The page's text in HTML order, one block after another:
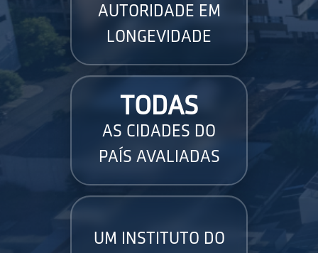
AUTORIDADE EM
LONGEVIDADE
TODAS
AS CIDADES DO
PAÍS AVALIADAS
UM INSTITUTO DO